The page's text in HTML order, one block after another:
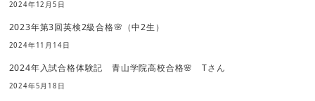
2024年12月5日
2023年第3回英検2級合格🌸（中2生）
2024年11月14日
2024年入試合格体験記 青山学院高校合格🌸 Tさん
2024年5月18日